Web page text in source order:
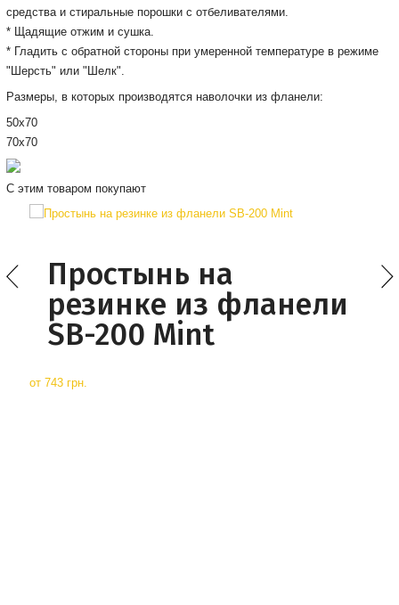
средства и стиральные порошки с отбеливателями.
* Щадящие отжим и сушка.
* Гладить с обратной стороны при умеренной температуре в режиме
"Шерсть" или " Шелк".
Размеры, в которых производятся наволочки из фланели:
50х70
70х70
С этим товаром покупают
Простынь на
резинке из фланели
SB-200 Mint
от 743 грн.